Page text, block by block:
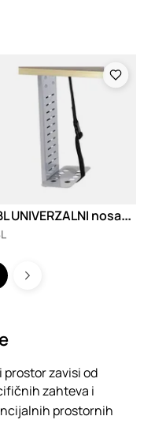
A
BL UNIVERZALNI nosač kućišta računara
prostor zavisi od
zahteva i
prostornih